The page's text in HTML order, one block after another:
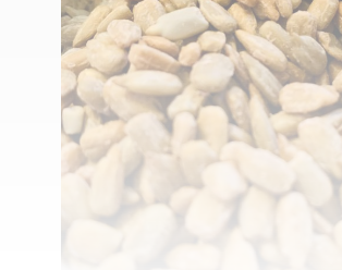
troškou vody i jako korpus pod dort
Tak zkuste. Možná už to Evka má
a já o tom nevím. Jestli ne, klidně z
recepis. Všem dobrou chuť:).